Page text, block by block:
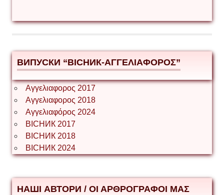
ВИПУСКИ “ВІСНИК-ΑΓΓΕΛΙΑΦΟΡΟΣ”
Αγγελιαφορος 2017
Αγγελιαφορος 2018
Αγγελιαφόρος 2024
ВІСНИК 2017
ВІСНИК 2018
ВІСНИК 2024
НАШІ АВТОРИ / ΟΙ ΑΡΘΡΟΓΡΑΦΟΙ ΜΑΣ